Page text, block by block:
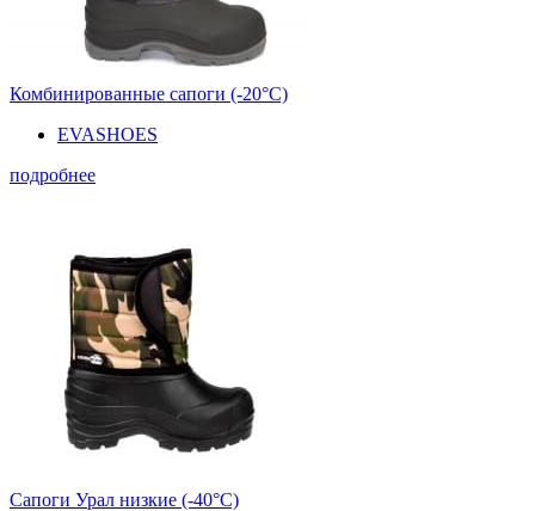
Комбинированные сапоги (-20°С)
EVASHOES
подробнее
Сапоги Урал низкие (-40°С)